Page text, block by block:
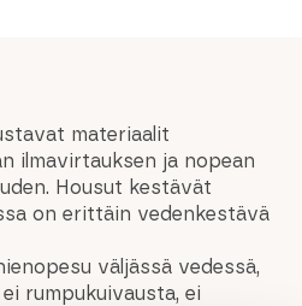
materiaalit
ilmavirtauksen ja nopean
Housut kestävät
on erittäin vedenkestävä
väljässä vedessä,
rumpukuivausta, ei